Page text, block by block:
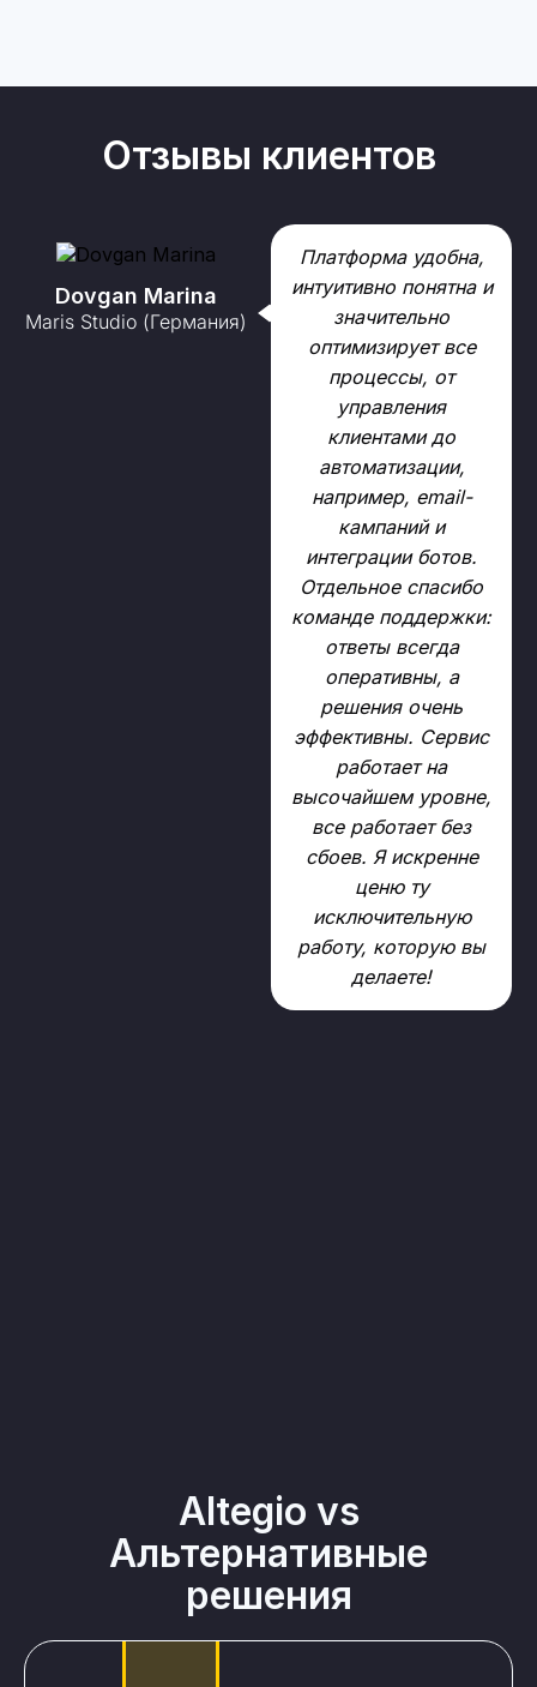
Отзывы клиентов
Платформа удобна,
интуитивно понятна и
значительно
оптимизирует все
процессы, от
управления
клиентами до
автоматизации,
например, email-
кампаний и
интеграции ботов.
Отдельное спасибо
команде поддержки:
ответы всегда
оперативны, а
решения очень
эффективны. Сервис
работает на
высочайшем уровне,
все работает без
сбоев. Я искренне
ценю ту
исключительную
работу, которую вы
делаете!
Dovgan Marina
Maris Studio (Германия)
Altegio vs
Альтернативные
решения